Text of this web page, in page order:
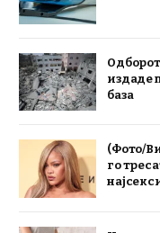
Одборот
издаде
база
(Фото/
го